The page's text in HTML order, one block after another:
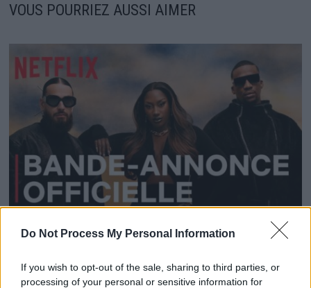
Do Not Process My Personal Information
If you wish to opt-out of the sale, sharing to third parties, or
processing of your personal or sensitive information for
VOUS POURRIEZ AUSSI AIMER
« Nouvelle École » : Une saison 3 pleine de surprises
23 juillet 2024